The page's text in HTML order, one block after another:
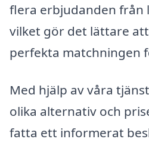
flera erbjudanden från
vilket gör det lättare
perfekta matchningen
Med hjälp av våra
olika alternativ och
fatta ett informerat